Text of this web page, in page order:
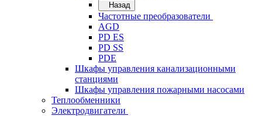
Назад
Частотные преобразователи
AGD
PD ES
PD SS
PDE
Шкафы управления канализационными
станциями
Шкафы управления пожарными насосами
Теплообменники
Электродвигатели